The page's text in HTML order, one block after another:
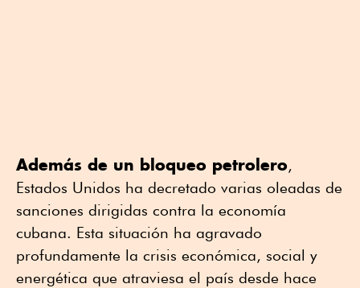
Además de un bloqueo petrolero,
Estados Unidos ha decretado varias oleadas de
sanciones dirigidas contra la economía
cubana. Esta situación ha agravado
profundamente la crisis económica, social y
energética que atraviesa el país desde hace